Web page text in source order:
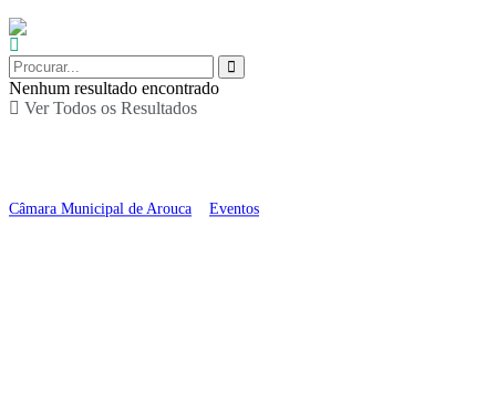
Nenhum resultado encontrado
Ver Todos os Resultados
Câmara Municipal de Arouca Eventos